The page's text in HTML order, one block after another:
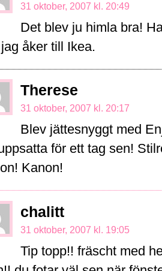
31 oktober, 2007 kl. 20:49
Det blev ju himla bra!
åker till Ikea.
Therese
31 oktober, 2007 kl. 20:17
Blev jättesnyggt med
för ett tag sen!
Kanon!
chalitt
31 oktober, 2007 kl. 19:05
Tip topp!! fräscht med